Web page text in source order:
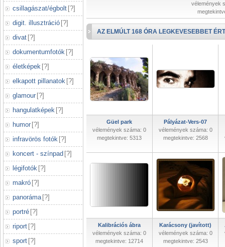
csillagászat/égbolt [?]
digit. illusztráció [?]
divat [?]
dokumentumfotók [?]
életképek [?]
elkapott pillanatok [?]
glamour [?]
hangulatképek [?]
humor [?]
infravörös fotók [?]
koncert - színpad [?]
légifotók [?]
makró [?]
panoráma [?]
portré [?]
riport [?]
sport [?]
vélemények
AZ ELMÚLT 168 ÓRA LEGKEVESEBBET
Güel park
vélemények száma: 0
megtekintve: 5313
Pályázat-Vers-07
vélemények száma: 0
megtekintve: 2568
Kalibrációs ábra
vélemények száma: 0
megtekintve: 12714
Karácsony (javított)
vélemények száma: 0
megtekintve: 2543